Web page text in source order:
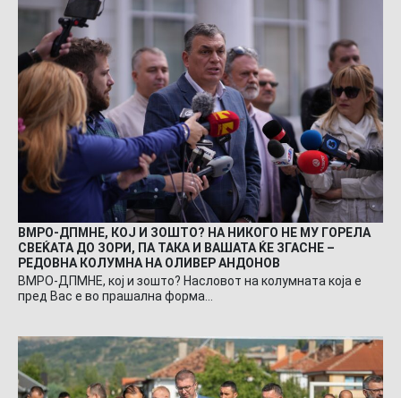
ВМРО-ДПМНЕ, КОЈ И ЗОШТО? НА НИКОГО НЕ МУ ГОРЕЛА
СВЕЌАТА ДО ЗОРИ, ПА ТАКА И ВАШАТА ЌЕ ЗГАСНЕ –
РЕДОВНА КОЛУМНА НА ОЛИВЕР АНДОНОВ
ВМРО-ДПМНЕ, кој и зошто? Насловот на колумната која е
пред Вас е во прашална форма…